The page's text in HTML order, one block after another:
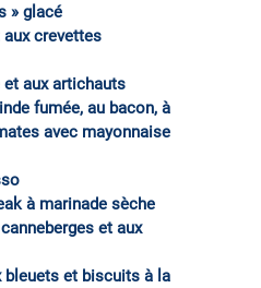
» glacé
crevettes
et aux artichauts
fumée, au bacon, à
avec mayonnaise
à marinade sèche
et aux
bleuets et biscuits à la